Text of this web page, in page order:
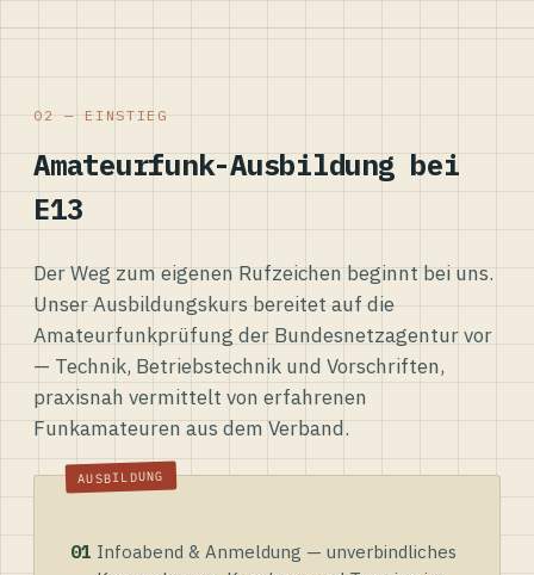
02 — EINSTIEG
Amateurfunk-Ausbildung bei
E13
Der Weg zum eigenen Rufzeichen beginnt bei uns.
Unser Ausbildungskurs bereitet auf die
Amateurfunkprüfung der Bundesnetzagentur vor
— Technik, Betriebstechnik und Vorschriften,
praxisnah vermittelt von erfahrenen
Funkamateuren aus dem Verband.
01 Infoabend & Anmeldung — unverbindliches